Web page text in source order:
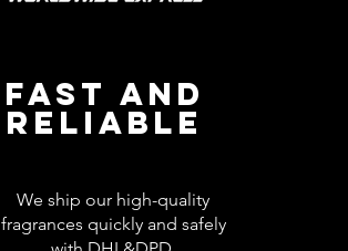
FAST AND
RELIABLE
We ship our high-quality
fragrances quickly and safely